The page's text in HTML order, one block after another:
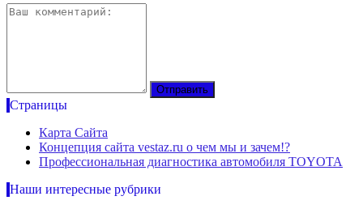
Страницы
Карта Сайта
Концепция сайта vestaz.ru о чем мы и зачем!?
Профессиональная диагностика автомобиля TOYOTA
Наши интересные рубрики